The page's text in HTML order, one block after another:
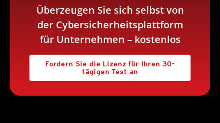
Überzeugen Sie sich selbst von
der Cybersicherheitsplattform
für Unternehmen – kostenlos
Fordern Sie die Lizenz für Ihren 30-
tägigen Test an